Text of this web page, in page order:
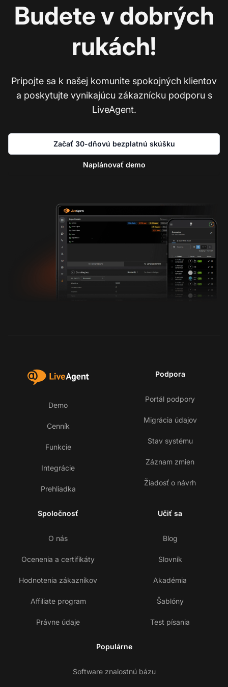
Budete v dobrých
rukách!
Pripojte sa k našej komunite spokojných klientov
a poskytujte vynikajúcu zákaznícku podporu s
LiveAgent.
Začať 30-dňovú bezplatnú skúšku
Naplánovať demo
Demo
Cenník
Funkcie
Integrácie
Prehliadka
Podpora
Portál podpory
Migrácia údajov
Stav systému
Záznam zmien
Žiadosť o návrh
Spoločnosť
O nás
Ocenenia a certifikáty
Hodnotenia zákazníkov
Affiliate program
Právne údaje
Učiť sa
Blog
Slovník
Akadémia
Šablóny
Test písania
Populárne
Software znalostnú bázu